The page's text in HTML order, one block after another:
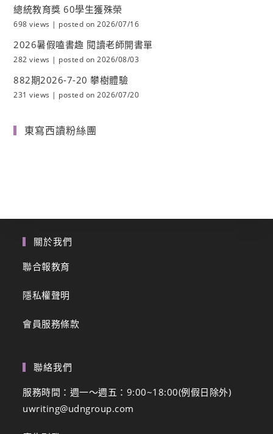
總統教育獎 60學生獲殊榮
698 views | posted on 2026/07/16
2026暑假嗑書趣 閱讀老師開書單
282 views | posted on 2026/08/03
882期2026-7-20 攀樹體驗
231 views | posted on 2026/07/20
東寫西讀粉絲團
關於我們
聯合報教育
隱私權聲明
會員服務條款
聯絡我們
服務時間：週一～週五：9:00~18:00(例假日除外)
uwriting@udngroup.com